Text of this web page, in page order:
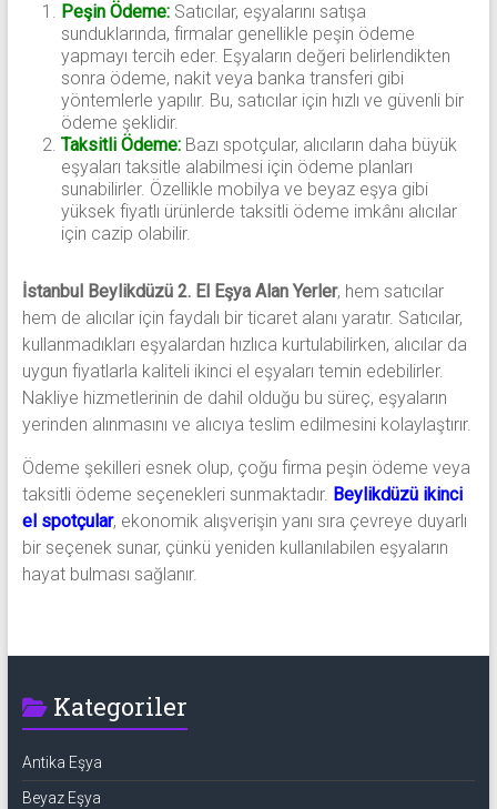
Peşin Ödeme:Satıcılar, eşyalarını satışa
sunduklarında, firmalar genellikle peşin ödeme
yapmayı tercih eder. Eşyaların değeri belirlendikten
sonra ödeme, nakit veya banka transferi gibi
yöntemlerle yapılır. Bu, satıcılar için hızlı ve güvenli bir
ödeme şeklidir.
Taksitli Ödeme:Bazı spotçular, alıcıların daha büyük
eşyaları taksitle alabilmesi için ödeme planları
sunabilirler. Özellikle mobilya ve beyaz eşya gibi
yüksek fiyatlı ürünlerde taksitli ödeme imkânı alıcılar
için cazip olabilir.
İstanbul Beylikdüzü 2. El Eşya Alan Yerler, hem satıcılar
hem de alıcılar için faydalı bir ticaret alanı yaratır. Satıcılar,
kullanmadıkları eşyalardan hızlıca kurtulabilirken, alıcılar da
uygun fiyatlarla kaliteli ikinci el eşyaları temin edebilirler.
Nakliye hizmetlerinin de dahil olduğu bu süreç, eşyaların
yerinden alınmasını ve alıcıya teslim edilmesini kolaylaştırır.
Ödeme şekilleri esnek olup, çoğu firma peşin ödeme veya
taksitli ödeme seçenekleri sunmaktadır. Beylikdüzü ikinci
el spotçular, ekonomik alışverişin yanı sıra çevreye duyarlı
bir seçenek sunar, çünkü yeniden kullanılabilen eşyaların
hayat bulması sağlanır.
Kategoriler
Antika Eşya
Beyaz Eşya